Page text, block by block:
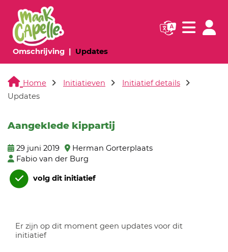
Omschrijving(huidige pagina)
Updates(huidige pagina)
Navigatie
Home Initiatieven
Initiatief details
Updates
Aangeklede kippartij
29 juni 2019
Herman Gorterplaats
Fabio van der Burg
volg dit initiatief
Er zijn op dit moment geen updates voor dit
initiatief